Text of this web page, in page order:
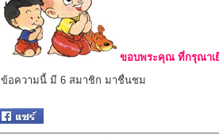
ขอบพระคุณ ที่กรุณาเ
ข้อความนี้ มี 6 สมาชิก มาชื่นชม